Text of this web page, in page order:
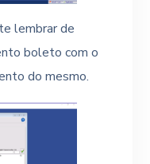
lembrar de
boleto com o
do mesmo.